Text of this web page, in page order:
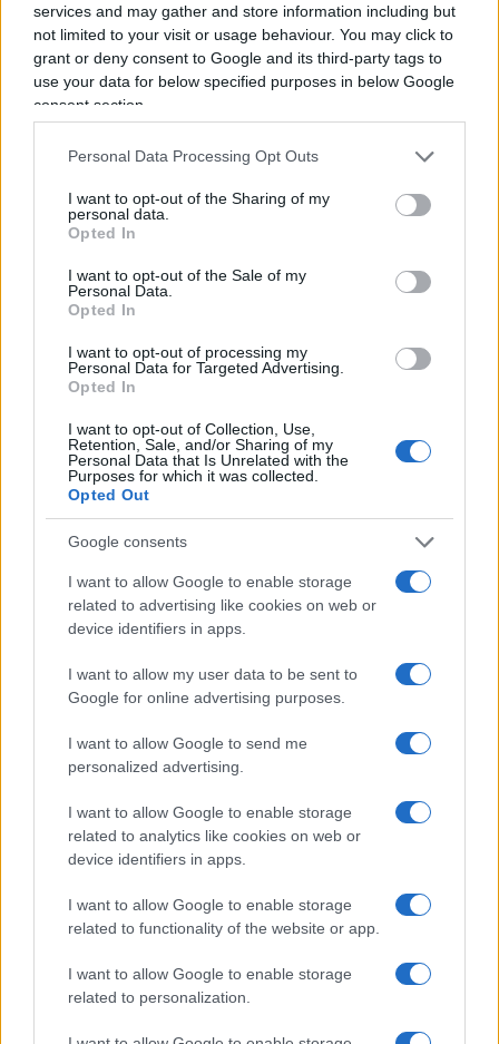
services and may gather and store information including but
not limited to your visit or usage behaviour. You may click to
grant or deny consent to Google and its third-party tags to
use your data for below specified purposes in below Google
consent section.
Personal Data Processing Opt Outs
I want to opt-out of the Sharing of my
personal data.
Opted In
I want to opt-out of the Sale of my
Personal Data.
Opted In
I want to opt-out of processing my
Personal Data for Targeted Advertising.
Opted In
I want to opt-out of Collection, Use,
Retention, Sale, and/or Sharing of my
Personal Data that Is Unrelated with the
Purposes for which it was collected.
Opted Out
Google consents
I want to allow Google to enable storage
related to advertising like cookies on web or
device identifiers in apps.
I want to allow my user data to be sent to
Google for online advertising purposes.
I want to allow Google to send me
personalized advertising.
I want to allow Google to enable storage
related to analytics like cookies on web or
device identifiers in apps.
I want to allow Google to enable storage
related to functionality of the website or app.
I want to allow Google to enable storage
related to personalization.
centrodestra, il vignettista non fatica a trovare le sue
ispirazioni dall’attuale sinistra, che a suo dire, mai
come in questo momento sta dando il “meglio” di sé.
La satira è libertà di espressione o almeno lo è fino a
offende e non è volgare. Una frase di Alexander
Pushkin lo accompagna da sempre: “Dove non arriva
la spada della legge, là giunge la frusta della satira”.
La caduta degli dei del Covid
Ogni giorno un po' di veleno sulle cose del mondo
Il barista
7 Agosto 2026, 8:20